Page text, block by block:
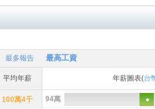
最多報告 最高工資
平均年薪 年薪圖表(台
100萬4千 94萬